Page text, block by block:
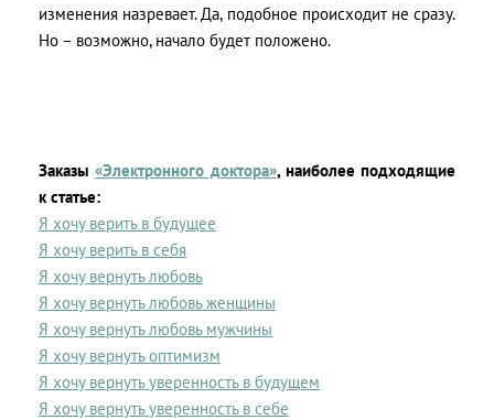
изменения назревает. Да, подобное происходит не сразу.
Но – возможно, начало будет положено.
Заказы«Электронного доктора», наиболее подходящие
к статье:
Я хочу верить в будущее
Я хочу верить в себя
Я хочу вернуть любовь
Я хочу вернуть любовь женщины
Я хочу вернуть любовь мужчины
Я хочу вернуть оптимизм
Я хочу вернуть уверенность в будущем
Я хочу вернуть уверенность в себе